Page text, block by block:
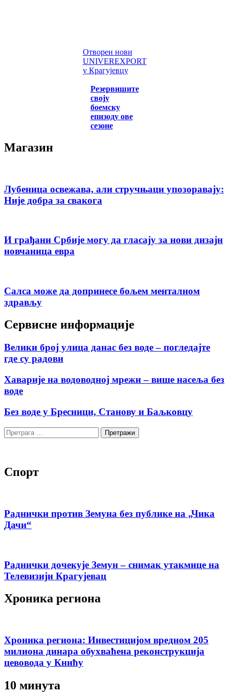
Отворен нови
UNIVEREXPORT
у Крагујевцу
Резервишите
своју
боемску
епизоду ове
сезоне
Магазин
Лубеница освежава, али стручњаци упозоравају:
Није добра за свакога
И грађани Србије могу да гласају за нови дизајн
новчаница евра
Салса може да допринесе бољем менталном
здрављу
Сервисне информације
Велики број улица данас без воде – погледајте
где су радови
Хаварије на водоводној мрежи – више насеља без
воде
Без воде у Бресници, Станову и Баљковцу
Претрага
за:
Спорт
Раднички против Земуна без публике на „Чика
Дачи“
Раднички дочекује Земун – снимак утакмице на
Телевизији Крагујевац
Хроника региона
Хроника региона: Инвестицијом вредном 205
милиона динара обухваћена реконструкција
цевовода у Книћу
10 минута